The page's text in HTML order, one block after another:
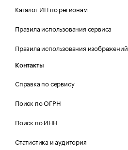
Каталог ИП по регионам
Правила использования сервиса
Правила использования изображений
Контакты
Справка по сервису
Поиск по ОГРН
Поиск по ИНН
Статистика и аудитория